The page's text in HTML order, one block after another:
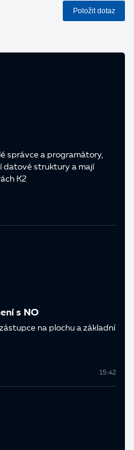
Položit dotaz
správce a programátory,
datové struktury a mají
K2
s NO
na plochu a základní
15:42